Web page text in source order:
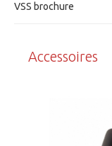
VSS brochure
Accessoires